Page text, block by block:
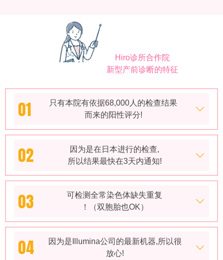
Hiro诊所合作院
新型产前诊断的特征
01
只有本院有依据68,000人的检查结果
而来的阳性评分!
02
因为是在日本进行的检查,
所以结果最快在3天内通知!
03
可检测全常染色体缺失重复
！（双胞胎也OK）
04
因为是Illumina公司的最新机器,所以很
放心!